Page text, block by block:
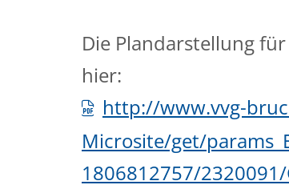
Die Plandarstellung
hier:
http://www.vvg-
Microsite/get/
1806812757/